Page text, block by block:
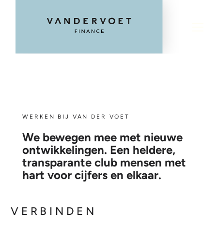
WERKEN BIJ VAN DER VOET
We bewegen mee met nieuwe
ontwikkelingen. Een heldere,
transparante club mensen met
hart voor cijfers en elkaar.
VERBINDEN